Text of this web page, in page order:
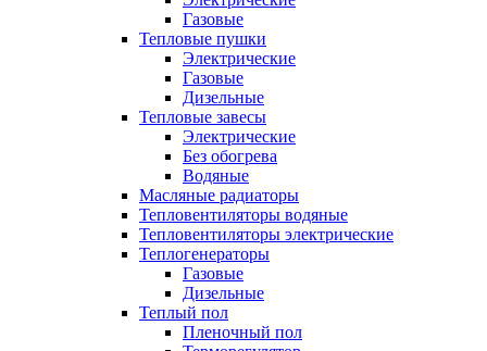
Газовые
Тепловые пушки
Электрические
Газовые
Дизельные
Тепловые завесы
Электрические
Без обогрева
Водяные
Масляные радиаторы
Тепловентиляторы водяные
Тепловентиляторы электрические
Теплогенераторы
Газовые
Дизельные
Теплый пол
Пленочный пол